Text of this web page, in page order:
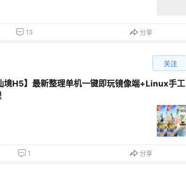
13 分享
关注
境H5】最新整理单机一键即玩镜像端+Linux手工
1 分享